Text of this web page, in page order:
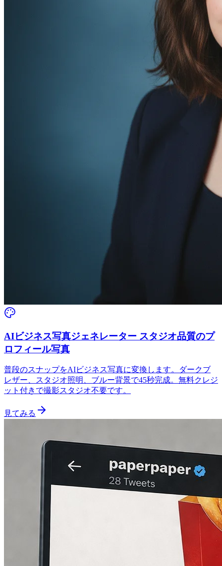
AIビジネス写真ジェネレーター スタジオ品質のプ
ロフィール写真
普段のスナップをAIビジネス写真に変換します。ダークブ
レザー、スタジオ照明、ブルー背景で45秒完成。無料クレジ
ット付きで撮影スタジオ不要です。
見てみる